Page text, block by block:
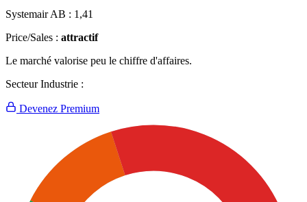
Systemair AB : 1,41
Price/Sales : attractif
Le marché valorise peu le chiffre d'affaires.
Secteur Industrie :
Devenez Premium